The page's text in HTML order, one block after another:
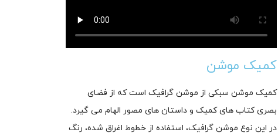
کمیک موشن
کمیک موشن سبکی از موشن گرافیک است که از فضای
بصری کتاب های کمیک و داستان های مصور الهام می گیرد.
در این نوع موشن گرافیک، استفاده از خطوط اغراق شده، رنگ